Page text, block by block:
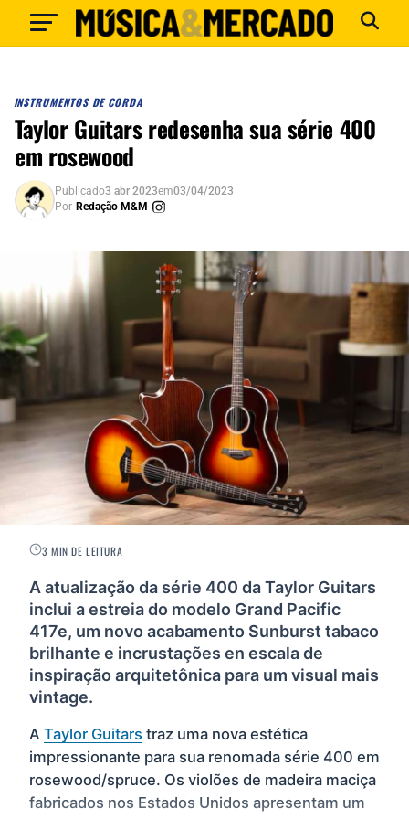
INSTRUMENTOS DE CORDA
Taylor Guitars redesenha sua série 400
em rosewood
Publicado3 abr 2023em03/04/2023
Por Redação M&M
3 MIN DE LEITURA
A atualização da série 400 da Taylor Guitars
inclui a estreia do modelo Grand Pacific
417e, um novo acabamento Sunburst tabaco
brilhante e incrustações en escala de
inspiração arquitetônica para um visual mais
vintage.
A Taylor Guitars traz uma nova estética
impressionante para sua renomada série 400 em
rosewood/spruce. Os violões de madeira maciça
fabricados nos Estados Unidos apresentam um